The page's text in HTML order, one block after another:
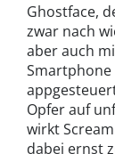
Ghostface,
zwar nach
aber auch
Opfer auf
wirkt
dabei ernst